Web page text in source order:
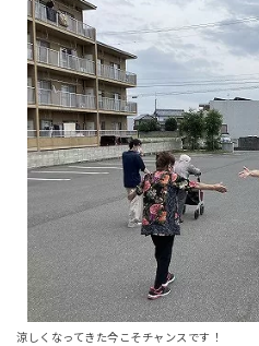
涼しくなってきた今こそチャンスです！